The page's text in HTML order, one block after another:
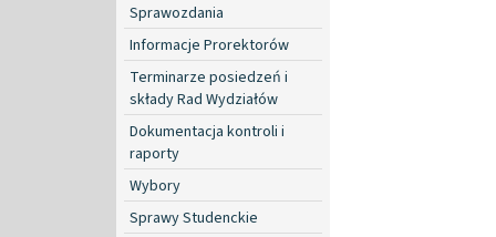
Sprawozdania
Informacje Prorektorów
Terminarze posiedzeń i
składy Rad Wydziałów
Dokumentacja kontroli i
raporty
Wybory
Sprawy Studenckie